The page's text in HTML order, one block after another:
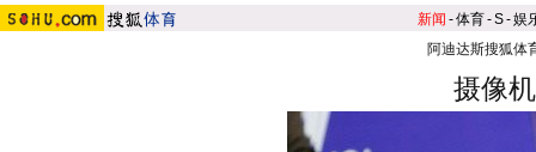
新闻 -体育-S-娱
阿迪达斯搜狐体
摄像